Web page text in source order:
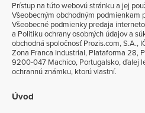
Prístup na túto webovú stránku a jej
Všeobecným obchodným podmienkam
Všeobecné podmienky predaja
a Politiku ochrany osobných údajov a
obchodná spoločnosť Prozis.com, S.A.,
Zona Franca Industrial, Plataforma 28,
9200-047 Machico, Portugalsko, ďalej
ochrannú známku, ktorú vlastní.
Úvod